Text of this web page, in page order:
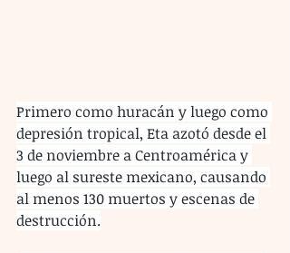
Primero como huracán y luego como
depresión tropical, Eta azotó desde el
3 de noviembre a Centroamérica y
luego al sureste mexicano, causando
al menos 130 muertos y escenas de
destrucción.